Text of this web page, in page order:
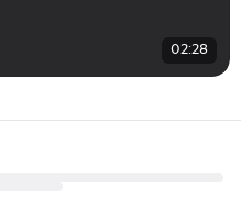
02:28